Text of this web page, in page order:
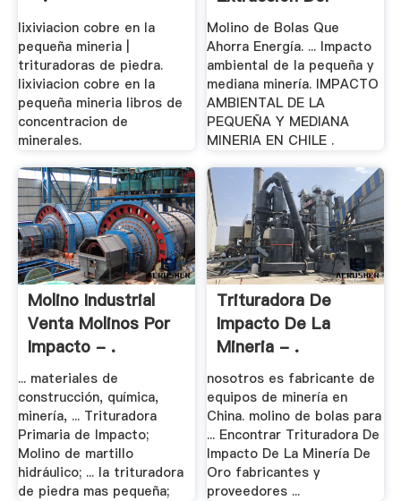
lixiviacion cobre en la
pequeña mineria |
trituradoras de piedra.
lixiviacion cobre en la
pequeña mineria libros de
concentracion de
minerales.
Cobre
Molino de Bolas Que
Ahorra Energía. ... Impacto
ambiental de la pequeña y
mediana minería. IMPACTO
AMBIENTAL DE LA
PEQUEÑA Y MEDIANA
MINERIA EN CHILE .
Molino Industrial
Venta Molinos Por
Impacto - .
... materiales de
construcción, química,
minería, ... Trituradora
Primaria de Impacto;
Molino de martillo
hidráulico; ... la trituradora
de piedra mas pequeña;
Trituradora De
Impacto De La
Mineria - .
nosotros es fabricante de
equipos de minería en
China. molino de bolas para
... Encontrar Trituradora De
Impacto De La Minería De
Oro fabricantes y
proveedores ...